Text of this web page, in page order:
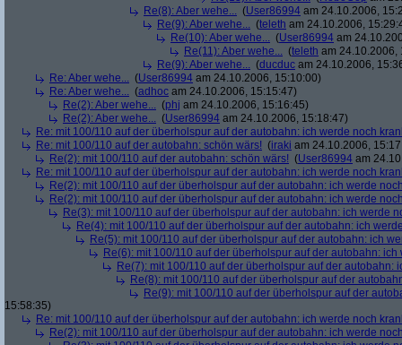
Re(8): Aber wehe... (User86994 am 24.10.2006,
Re(9): Aber wehe... (teleth am 24.10.2006,
Re(10): Aber wehe... (User86994 am
Re(11): Aber wehe... (teleth am 24.10.2006,
Re(9): Aber wehe... (ducduc am 24.10.2006,
Re: Aber wehe... (User86994 am 24.10.2006, 15:10:00)
Re: Aber wehe... (adhoc am 24.10.2006, 15:15:47)
Re(2): Aber wehe... (phj am 24.10.2006, 15:16:45)
Re(2): Aber wehe... (User86994 am 24.10.2006, 15:18:47)
Re: mit 100/110 auf der überholspur auf der autobahn: ich werde noch
Re: mit 100/110 auf der autobahn: schön wärs! (iraki am 24.10.2006,
Re(2): mit 100/110 auf der autobahn: schön wärs! (User86994 am
Re: mit 100/110 auf der überholspur auf der autobahn: ich werde noch
Re(2): mit 100/110 auf der überholspur auf der autobahn: ich werde
Re(2): mit 100/110 auf der überholspur auf der autobahn: ich werde
Re(3): mit 100/110 auf der überholspur auf der autobahn: ich werde
Re(4): mit 100/110 auf der überholspur auf der autobahn: ich
Re(5): mit 100/110 auf der überholspur auf der autobahn: ich
Re(6): mit 100/110 auf der überholspur auf der autobahn:
Re(7): mit 100/110 auf der überholspur auf der autobahn:
Re(8): mit 100/110 auf der überholspur auf der
Re(9): mit 100/110 auf der überholspur auf der
15:58:35)
Re: mit 100/110 auf der überholspur auf der autobahn: ich werde noch
Re(2): mit 100/110 auf der überholspur auf der autobahn: ich werde